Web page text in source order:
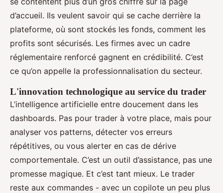
d’accueil. Ils veulent savoir qui se cache derrière la
plateforme, où sont stockés les fonds, comment les
profits sont sécurisés. Les firmes avec un cadre
réglementaire renforcé gagnent en crédibilité. C’est
ce qu’on appelle la professionnalisation du secteur.
L'innovation technologique au service du trader
L’intelligence artificielle entre doucement dans les
dashboards. Pas pour trader à votre place, mais pour
analyser vos patterns, détecter vos erreurs
répétitives, ou vous alerter en cas de dérive
comportementale. C’est un outil d’assistance, pas une
promesse magique. Et c’est tant mieux. Le trader
reste aux commandes - avec un copilote un peu plus